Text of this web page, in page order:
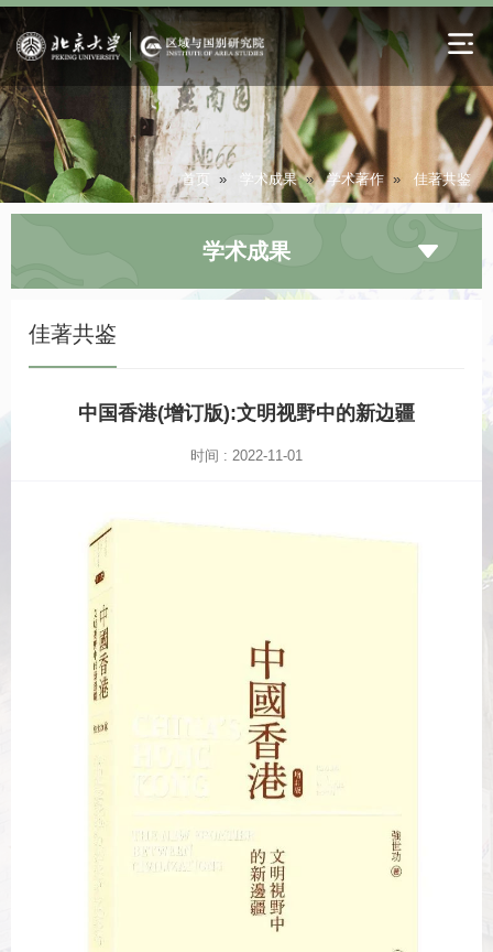
首页 » 学术成果 » 学术著作 » 佳著共鉴
学术成果
佳著共鉴
中国香港(增订版):文明视野中的新边疆
时间 : 2022-11-01